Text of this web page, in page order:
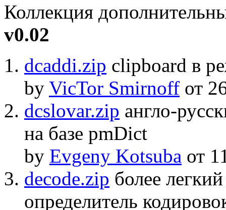
Коллекция
v0.02
dcaddi.zip clipboard в
by VicTor Smirnoff от
dcslovar.zip англо-
на базе pmDict
by Evgeny Kotsuba от
decode.zip более
определитель